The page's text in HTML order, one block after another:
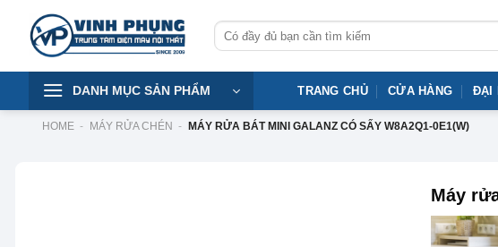
content
Tìm
kiếm:
DANH MỤC SẢN PHẨM TRANG CHỦ CỬA HÀNG ĐẠI
HOME - MÁY RỬA CHÉN - MÁY RỬA BÁT MINI GALANZ CÓ SẤY W8A2Q1-0E1(W)
Máy